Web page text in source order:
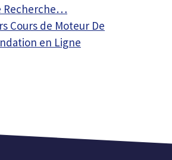
Recherche…
Cours de Moteur De
en Ligne